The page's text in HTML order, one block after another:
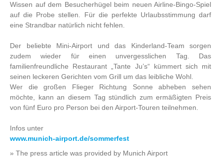
Wissen auf dem Besucherhügel beim neuen Airline-Bingo-Spiel
auf die Probe stellen. Für die perfekte Urlaubsstimmung darf
eine Strandbar natürlich nicht fehlen.
Der beliebte Mini-Airport und das Kinderland-Team sorgen
zudem wieder für einen unvergesslichen Tag. Das
familienfreundliche Restaurant „Tante Ju’s“ kümmert sich mit
seinen leckeren Gerichten vom Grill um das leibliche Wohl.
Wer die großen Flieger Richtung Sonne abheben sehen
möchte, kann an diesem Tag stündlich zum ermäßigten Preis
von fünf Euro pro Person bei den Airport-Touren teilnehmen.
Infos unter
www.munich-airport.de/sommerfest
» The press article was provided by Munich Airport